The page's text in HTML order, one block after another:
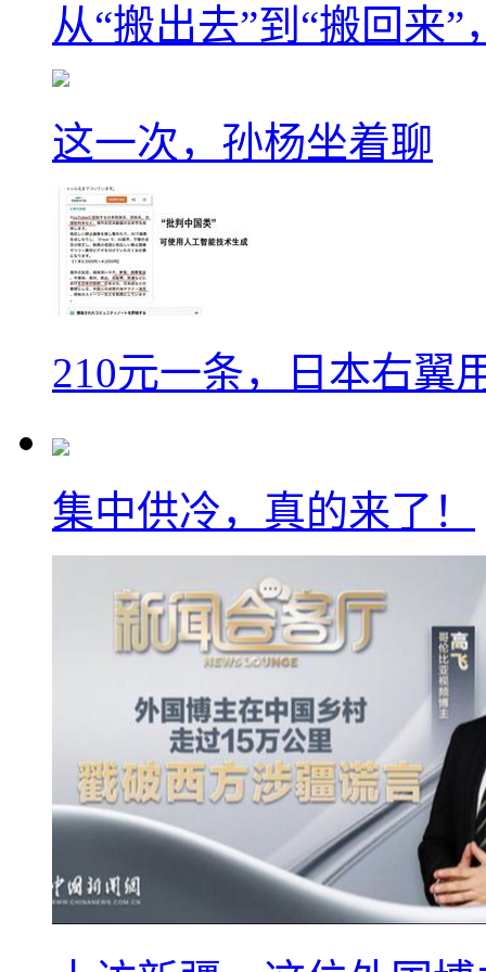
从“搬出去”到“搬回来
这一次，孙杨坐着聊
210元一条，日本右翼
集中供冷，真的来了！